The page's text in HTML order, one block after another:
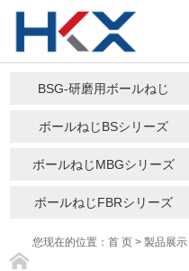
BSG-研磨用ボールねじ
ボールねじBSシリーズ
ボールねじMBGシリーズ
ボールねじFBRシリーズ
您现在的位置：首 页 >製品展示